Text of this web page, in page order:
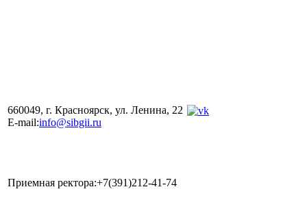
660049, г. Красноярск, ул. Ленина, 22
E-mail:info@sibgii.ru
Приемная ректора:+7(391)212-41-74